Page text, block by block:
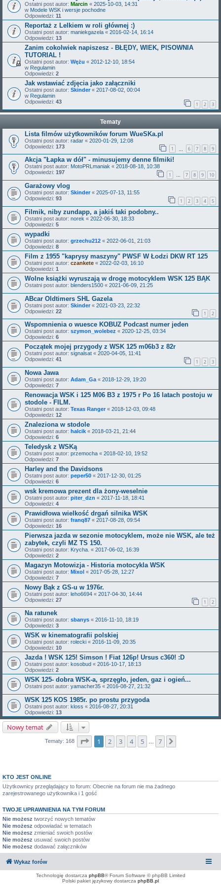
Ostatni post autor: Marcin « 2025-10-03, 14:31
w Modele WSK i wersje pochodne
Odpowiedzi: 11
Reportaż z Lelkiem w roli głównej :)
Ostatni post autor: maniekgazela « 2016-02-14, 16:14
Odpowiedzi: 13
Zanim cokolwiek napiszesz - BŁĘDY, WIEK, PISOWNIA
TUTORIAL !
Ostatni post autor: Wężu « 2012-12-10, 18:54
w Regulamin
Odpowiedzi: 2
Jak wstawiać zdjęcia jako załączniki
Ostatni post autor: Skinder« 2017-08-02, 00:04
w Regulamin
Odpowiedzi: 43 1 2 3
Tematy
Lista filmów użytkowników forum WueSKa.pl
Ostatni post autor: radar « 2020-01-29, 12:08
Odpowiedzi: 173 1 6 7 8 9
Akcja "Łapka w dół" - minusujemy denne filmiki!
Ostatni post autor: MotoPRLmaniak « 2018-08-18, 10:38
Odpowiedzi: 197 1 … 7 8 9 10
Garażowy vlog
Ostatni post autor: Skinder« 2025-07-13, 11:55
Odpowiedzi: 93 1 2 3 4 5
Filmik, niby zundapp, a jakiś taki podobny..
Ostatni post autor: norek « 2022-06-30, 18:33
Odpowiedzi: 5
wypadki
Ostatni post autor: grzechu212 « 2022-06-01, 21:03
Odpowiedzi: 8
Film z 1955 "kaprysy maszyny" PWSF W Łodzi DKW RT 125
Ostatni post autor: czankete « 2022-02-03, 16:10
Odpowiedzi: 1
Wolne książki wyruszają w drogę motocyklem WSK 125 BĄK
Ostatni post autor: blenders1500 « 2021-06-09, 21:25
ABcar Oldtimers SHL Gazela
Ostatni post autor: Skinder« 2021-03-23, 22:32
Odpowiedzi: 22 1 2
Wspomnienia o wuesce KOBUZ Podcast numer jeden
Ostatni post autor: szymon_wolebez « 2020-12-25, 03:34
Odpowiedzi: 6
Początek mojej przygody z WSK 125 m06b3 z 82r
Ostatni post autor: signalsat « 2020-04-05, 11:41
Odpowiedzi: 41 1 2 3
Nowa Jawa
Ostatni post autor: Adam_Ga « 2018-12-29, 19:20
Odpowiedzi: 7
Renowacja WSK i 125 M06 B3 z 1975 r Po 16 latach postoju w
stodole - FILM.
Ostatni post autor: Texas Ranger« 2018-12-03, 09:48
Odpowiedzi: 12
Znaleziona w stodole
Ostatni post autor: halcik « 2018-03-21, 21:44
Odpowiedzi: 6
Teledysk z WSKą
Ostatni post autor: przemocha « 2018-02-10, 19:52
Odpowiedzi: 7
Harley and the Davidsons
Ostatni post autor: peper50 « 2017-12-30, 01:25
Odpowiedzi: 6
wsk kremowa prezent dla żony-weselnie
Ostatni post autor: piter_dzn « 2017-11-18, 18:41
Odpowiedzi: 4
Prawidłowa wielkość drgań silnika WSK
Ostatni post autor: franq87 « 2017-08-28, 09:54
Odpowiedzi: 16
Pierwsza jazda w sezonie motocyklem, może nie WSK, ale też
zabytek, czyli MZ TS 150.
Ostatni post autor: Krycha. « 2017-06-02, 16:39
Odpowiedzi: 2
Magazyn Motowizja - Historia motocykla WSK
Ostatni post autor: Mixol « 2017-05-28, 12:27
Odpowiedzi: 7
Nowy Bąk z GS-u w 1976r.
Ostatni post autor: leho6694 « 2017-04-30, 14:44
Odpowiedzi: 27 1 2
Na ratunek
Ostatni post autor: sbanys « 2016-11-10, 18:19
Odpowiedzi: 3
WSK w kinematografii polskiej
Ostatni post autor: rolecki « 2016-11-09, 20:35
Odpowiedzi: 10
Jazda ! WSK 125! Simson ! Fiat 126p! Ursus c360! :D
Ostatni post autor: kosobud « 2016-10-17, 18:13
Odpowiedzi: 2
WSK 125- dobra WSK-a, sprzęgło, jeden, gaz i ogień...
Ostatni post autor: yamacher35 « 2016-08-27, 21:32
WSK 125 KOS 1985r. po prostu przygoda
Ostatni post autor: kloss « 2016-08-27, 20:31
Odpowiedzi: 13
Nowy temat
Tematy: 168 Strona1 z7
1 2 3 4 5 … 7
KTO JEST ONLINE
Użytkownicy przeglądający to forum: Obecnie na forum nie ma żadnego
zarejestrowanego użytkownika i 1 gość
TWOJE UPRAWNIENIA NA TYM FORUM
Nie możesz tworzyć nowych tematów
Nie możesz odpowiadać w tematach
Nie możesz zmieniać swoich postów
Nie możesz usuwać swoich postów
Nie możesz dodawać załączników
Wykaz forów
Technologię dostarcza phpBB® Forum Software © phpBB Limited
Polski pakiet językowy dostarcza phpBB.pl